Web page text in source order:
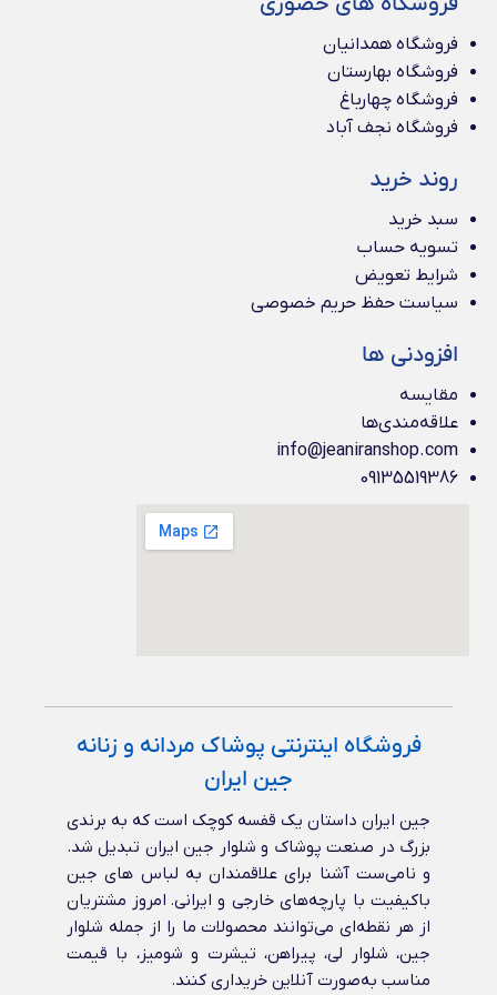
فروشگاه همدانیان
فروشگاه بهارستان
فروشگاه چهارباغ
فروشگاه نجف آباد
روند خرید
سبد خرید
تسویه حساب
شرایط تعویض
سیاست حفظ حریم خصوصی
افزودنی ها
مقایسه
علاقه‌مندی‌ها
info@jeaniranshop.com
09135519386
فروشگاه اینترنتی پوشاک مردانه و زنانه
جین ایران
جین ایران داستان یک قفسه کوچک است که به برندی
بزرگ در صنعت پوشاک و شلوار جین ایران تبدیل شد.
و نامی‌ست آشنا برای علاقمندان به لباس های جین
باکیفیت با پارچه‌های خارجی و ایرانی‌. امروز مشتریان
از هر نقطه‌ای می‌توانند محصولات ما را از جمله شلوار
جین، شلوار لی، پیراهن، تیشرت و شومیز، با قیمت
مناسب به‌صورت آنلاین خریداری کنند.